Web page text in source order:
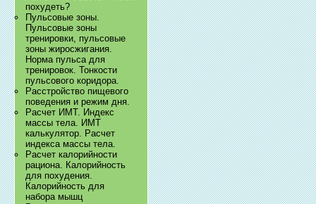
похудеть?
Пульсовые зоны.
Пульсовые зоны
тренировки, пульсовые
зоны жиросжигания.
Норма пульса для
тренировок. Тонкости
пульсового коридора.
Расстройство пищевого
поведения и режим дня.
Расчет ИМТ. Индекс
массы тела. ИМТ
калькулятор. Расчет
индекса массы тела.
Расчет калорийности
рациона. Калорийность
для похудения.
Калорийность для
набора мышц